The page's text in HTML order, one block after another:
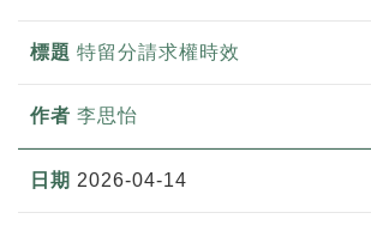
特留分請求權時效
李思怡
2026-04-14